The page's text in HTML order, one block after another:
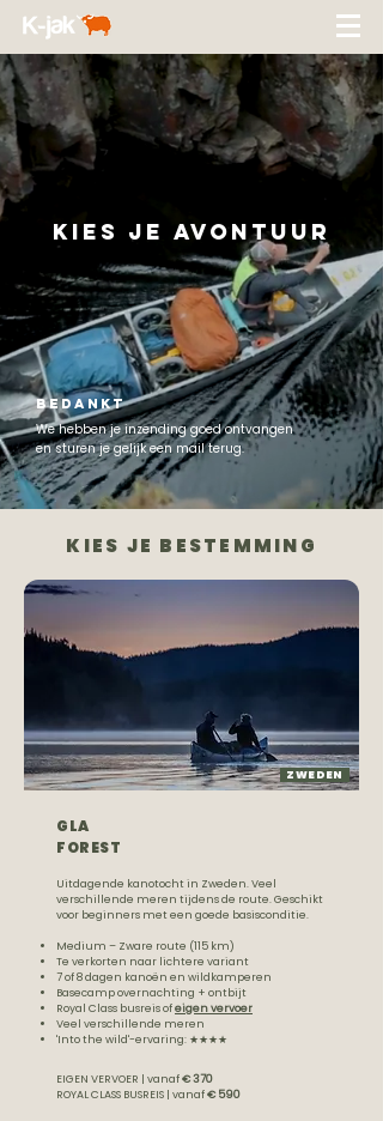
kies je avontuur
bedankt
We hebben je inzending goed ontvangen
en sturen je gelijk een mail terug.
KIES JE BESTEMMING
ZWEDEN
GLA
FOREST
Uitdagende kanotocht in Zweden. Veel
verschillende meren tijdens de route. Geschikt
voor beginners met een goede basisconditie.
Medium – Zware route (115 km)
Te verkorten naar lichtere variant
7 of 8 dagen kanoën en wildkamperen
Basecamp overnachting + ontbijt
Royal Class busreis ofeigen vervoer
Veel verschillende meren
'Into the wild'-ervaring: ★★★★
EIGEN VERVOER | vanaf€ 370
ROYAL CLASS BUSREIS | vanaf€ 590